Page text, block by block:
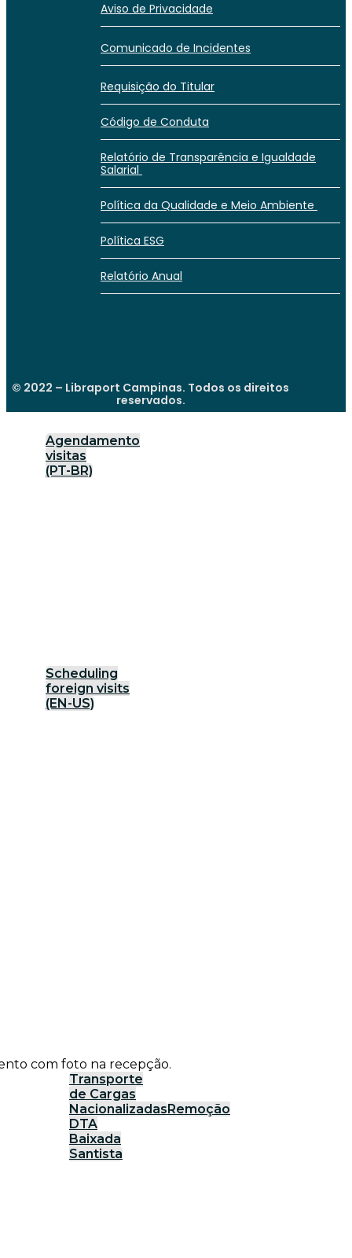
Aviso de Privacidade
Comunicado de Incidentes
Requisição do Titular
Código de Conduta
Relatório de Transparência e Igualdade
Salarial
Política da Qualidade e Meio Ambiente
Política ESG
Relatório Anual
© 2022 – Libraport Campinas. Todos os direitos
reservados.
Agendamento
visitas
(PT-BR)
Scheduling
foreign visits
(EN-US)
com foto na recepção.
Transporte
de Cargas
Nacionalizadas Remoção
DTA
Baixada
Santista